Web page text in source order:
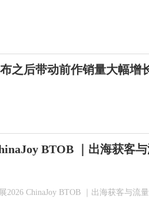
之后带动前作销量大幅增
BTOB ｜出海获客
2026 ChinaJoy BTOB ｜出海获客与流